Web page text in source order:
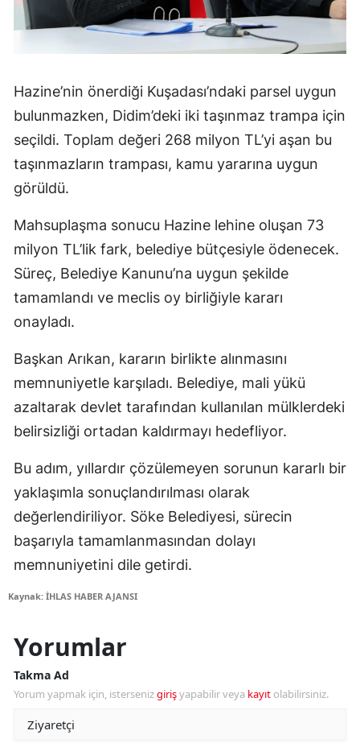
Hazine’nin önerdiği Kuşadası’ndaki parsel uygun
bulunmazken, Didim’deki iki taşınmaz trampa için
seçildi. Toplam değeri 268 milyon TL’yi aşan bu
taşınmazların trampası, kamu yararına uygun
görüldü.
Mahsuplaşma sonucu Hazine lehine oluşan 73
milyon TL’lik fark, belediye bütçesiyle ödenecek.
Süreç, Belediye Kanunu’na uygun şekilde
tamamlandı ve meclis oy birliğiyle kararı
onayladı.
Başkan Arıkan, kararın birlikte alınmasını
memnuniyetle karşıladı. Belediye, mali yükü
azaltarak devlet tarafından kullanılan mülklerdeki
belirsizliği ortadan kaldırmayı hedefliyor.
Bu adım, yıllardır çözülemeyen sorunun kararlı bir
yaklaşımla sonuçlandırılması olarak
değerlendiriliyor. Söke Belediyesi, sürecin
başarıyla tamamlanmasından dolayı
memnuniyetini dile getirdi.
Kaynak: İHLAS HABER AJANSI
Yorumlar
Takma Ad
Yorum yapmak için, istersenizgirişyapabilir veya kayıt olabilirsiniz.